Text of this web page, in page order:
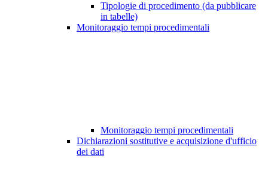
Tipologie di procedimento (da pubblicare
in tabelle)
Monitoraggio tempi procedimentali
Monitoraggio tempi procedimentali
Dichiarazioni sostitutive e acquisizione d'ufficio
dei dati